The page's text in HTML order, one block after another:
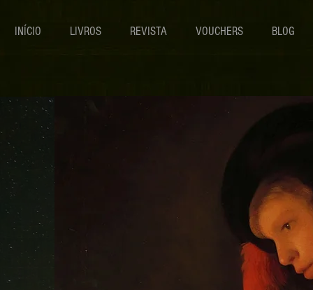
INÍCIO LIVROS REVISTA VOUCHERS BLOG